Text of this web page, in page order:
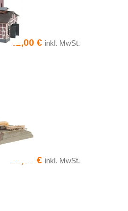
42,00€ inkl. MwSt.
26,00€ inkl. MwSt.